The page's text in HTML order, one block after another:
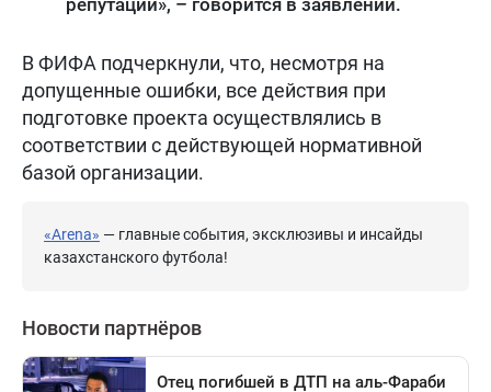
В ФИФА подчеркнули, что, несмотря на
допущенные ошибки, все действия при
подготовке проекта осуществлялись в
соответствии с действующей нормативной
базой организации.
«Arena» — главные события, эксклюзивы и инсайды
казахстанского футбола!